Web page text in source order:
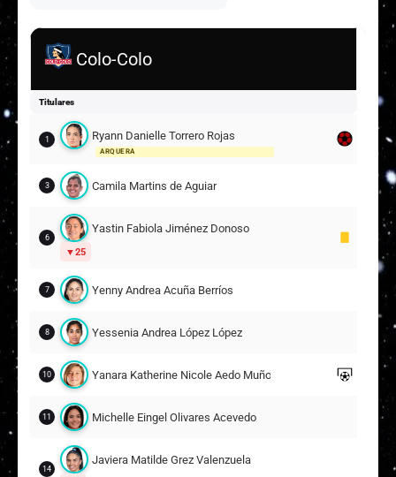
Colo-Colo
Titulares
1 Ryann Danielle Torrero Rojas
ARQUERA
3 Camila Martins de Aguiar
6
Yastin Fabiola Jiménez Donoso
25
7 Yenny Andrea Acuña Berríos
8 Yessenia Andrea López López
10 Yanara Katherine Nicole Aedo Muñoz
11 Michelle Eingel Olivares Acevedo
14
Javiera Matilde Grez Valenzuela